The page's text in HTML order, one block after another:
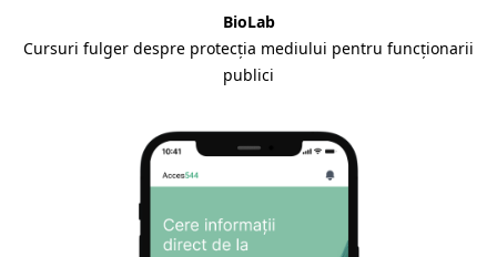
BioLab
Cursuri fulger despre protecția mediului pentru funcționarii
publici